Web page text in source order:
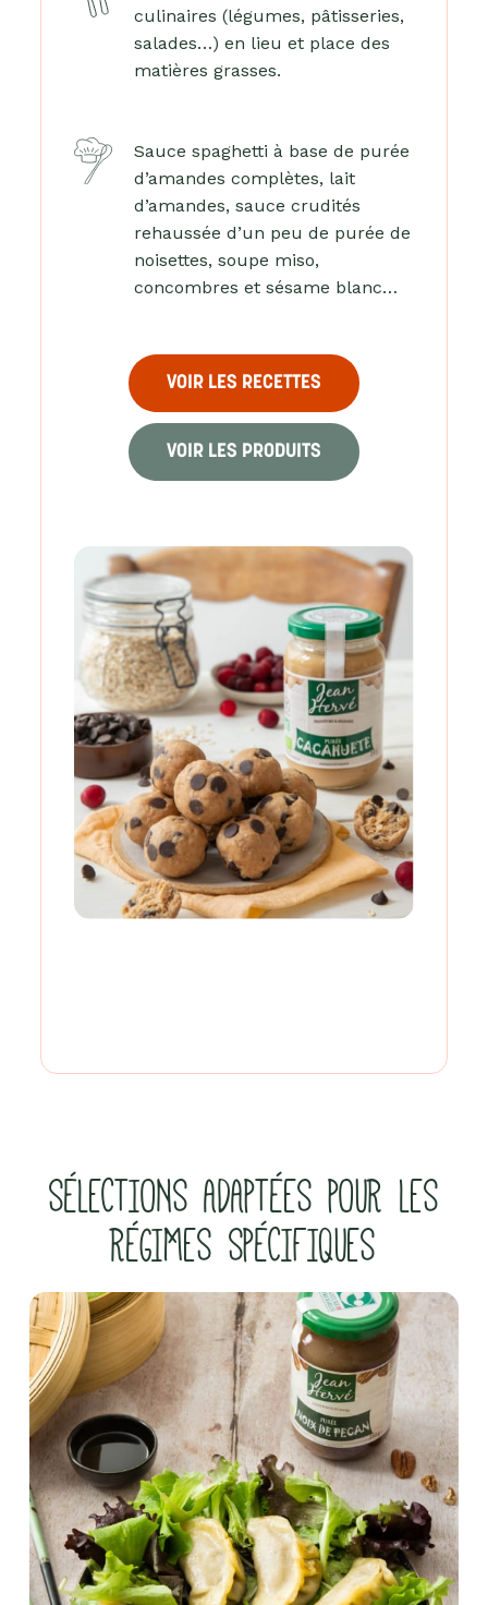
culinaires (légumes, pâtisseries,
salades…) en lieu et place des
matières grasses.
Sauce spaghetti à base de purée
d’amandes complètes, lait
d’amandes, sauce crudités
rehaussée d’un peu de purée de
noisettes, soupe miso,
concombres et sésame blanc…
VOIR LES RECETTES
VOIR LES PRODUITS
SÉLECTIONS ADAPTÉES POUR LES
RÉGIMES SPÉCIFIQUES